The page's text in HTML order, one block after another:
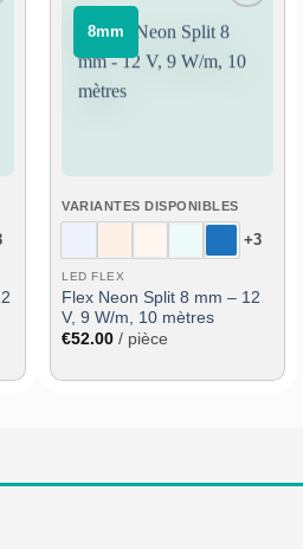
⠀8mm⠀
Ajouter
à la liste
de
souhaits
VARIANTES DISPONIBLES
+3
LED FLEX
Flex Neon Split 8 mm – 12
V, 9 W/m, 10 mètres
€52.00 / pièce